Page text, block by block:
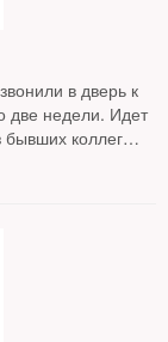
в дверь к
две недели. Идет
коллег
меньше
повторяемые
и
и почему оно